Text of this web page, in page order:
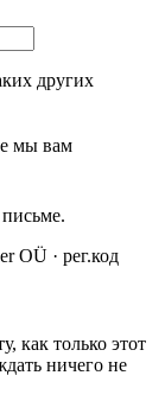
других
мы вам
OÜ · рег.код
как только этот
ничего не